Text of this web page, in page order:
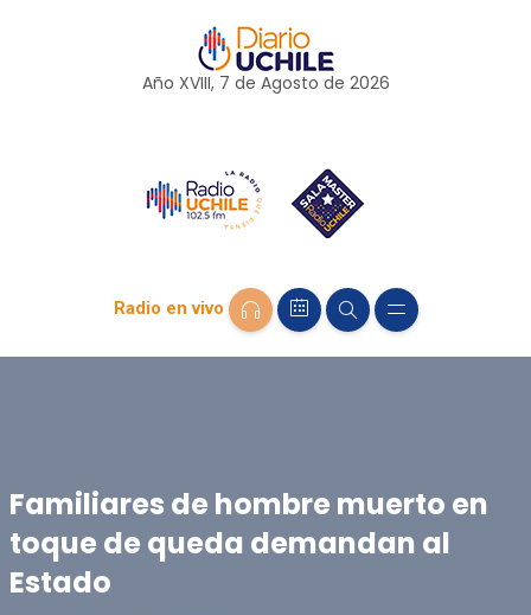
Año XVIII, 7 de Agosto de 2026
Radio en vivo
Familiares de hombre muerto en
toque de queda demandan al
Estado